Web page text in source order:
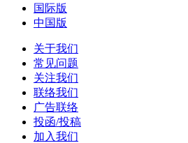
国际版
中国版
关于我们
常见问题
关注我们
联络我们
广告联络
投函/投稿
加入我们